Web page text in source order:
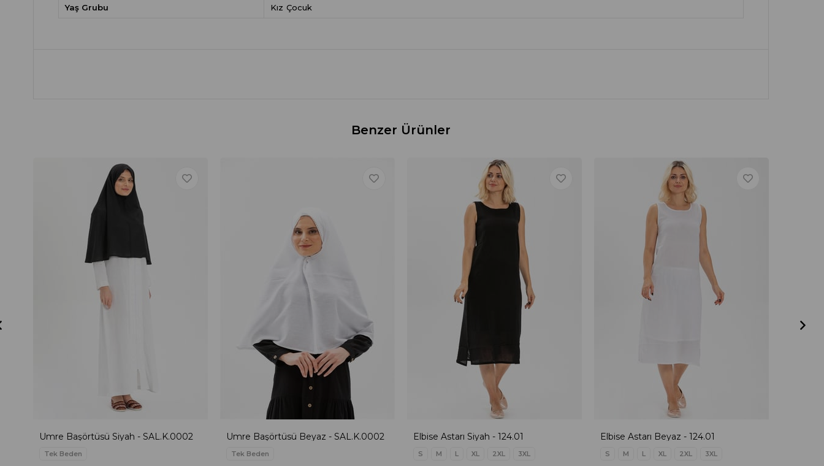
Yaş Grubu Kız Çocuk
Benzer Ürünler
Umre Başörtüsü Siyah - SAL.K.0002
Tek Beden
Umre Başörtüsü Beyaz - SAL.K.0002
Tek Beden
Elbise Astarı Siyah - 124.01
S M L XL 2XL 3XL
Elbise Astarı Beyaz - 124.01
S M L XL 2XL 3XL